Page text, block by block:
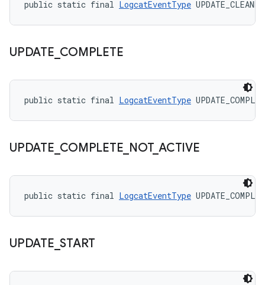
public static final LogcatEventType
UPDATE COMPLETE
public static final LogcatEventType
UPDATE COMPLETE NOT_ ACTIVE
public static final LogcatEventType
UPDATE _START